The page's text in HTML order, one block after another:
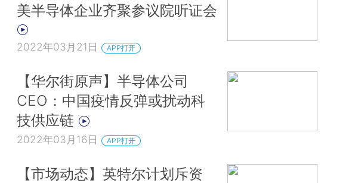
美半导体企业齐聚参议院听证会
2022年03月21日 APP打开
【华尔街原声】半导体公司
CEO：中国疫情反弹或扰动科
技供应链
2022年03月16日 APP打开
【市场动态】英特尔计划斥资